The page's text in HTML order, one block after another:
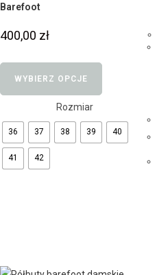
Barefoot
400,00 zł
WYBIERZ OPCJE
Rozmiar
36 37 38 39 40
41 42